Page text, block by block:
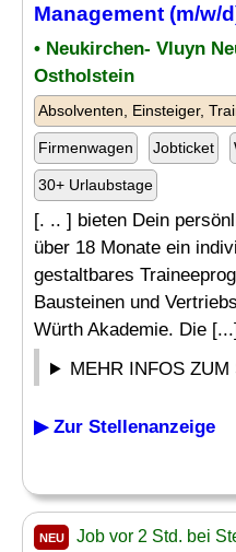
Management (m/w/
• Neukirchen- Vluyn
Ostholstein
Absolventen, Einsteiger,
Firmenwagen Jobticket
30+ Urlaubstage
[. .. ] bieten Dein
über 18 Monate ein
gestaltbares
Bausteinen und
Würth Akademie. Die
MEHR INFOS
▶ Zur Stellenanzeige
NEU Job vor 2 Std. bei